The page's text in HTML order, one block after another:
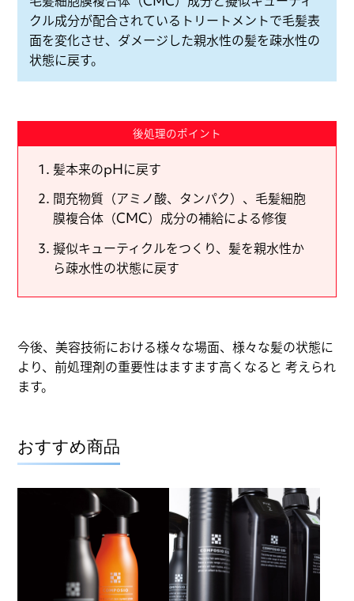
クル成分が配合されているトリートメントで毛髪表
面を変化させ、ダメージした親水性の髪を疎水性の
状態に戻す。
後処理のポイント
髪本来のpHに戻す
間充物質（アミノ酸、タンパク）、毛髪細胞
膜複合体（CMC）成分の補給による修復
擬似キューティクルをつくり、髪を親水性か
ら疎水性の状態に戻す
今後、美容技術における様々な場面、様々な髪の状態に
より、前処理剤の重要性はますます高くなると 考えられ
ます。
おすすめ商品